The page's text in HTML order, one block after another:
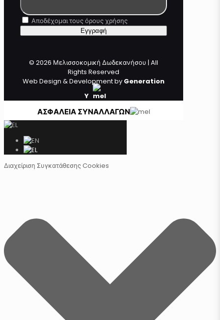
Αποδέχομαι τους όρους χρήσης
© 2026 Μελισσοκομική Δωδεκανήσου | All
Rights Reserved
Web Design & Development by Generation
Y
ΑΣΦΑΛΕΙΑ ΣΥΝΑΛΛΑΓΩΝ
Διαχείριση Συγκατάθεσης Cookies